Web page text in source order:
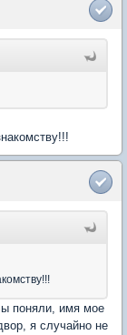
поняли, имя мое
я случайно не